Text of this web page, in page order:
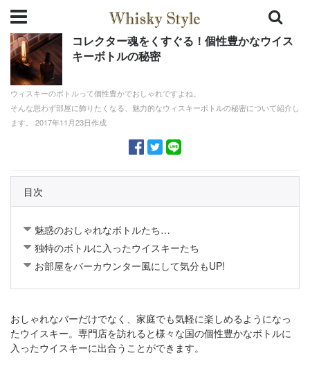
コレクター魂をくすぐる！個性豊かなウイス
キーボトルの秘密
ウィスキーのボトルって個性豊かでおしゃれですよね。
そんな思わず部屋に飾りたくなる、魅力的なウィスキーボトルの秘密について紹介し
ます。 2017年11月23日作成
目次
魅惑のおしゃれなボトルたち…
独特のボトルに入ったウイスキーたち
お部屋をバーカウンター風にして気分もUP!
おしゃれなバーだけでなく、家庭でも気軽に楽しめるようになっ
たウイスキー。専門店を訪れると様々な国の個性豊かなボトルに
入ったウイスキーに出合うことができます。